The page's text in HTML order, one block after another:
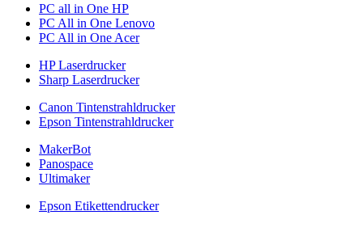
PC all in One HP
PC All in One Lenovo
PC All in One Acer
HP Laserdrucker
Sharp Laserdrucker
Canon Tintenstrahldrucker
Epson Tintenstrahldrucker
MakerBot
Panospace
Ultimaker
Epson Etikettendrucker